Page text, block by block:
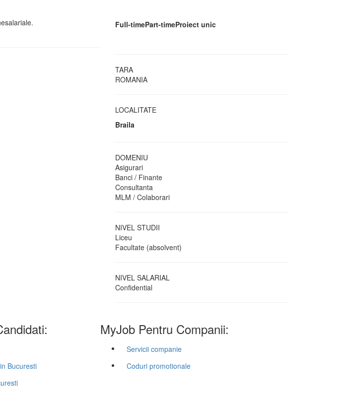
Full-timePart-timeProiect unic
TARA
ROMANIA
LOCALITATE
Braila
DOMENIU
Asigurari
Banci / Finante
Consultanta
MLM / Colaborari
NIVEL STUDII
Liceu
Facultate (absolvent)
NIVEL SALARIAL
Confidential
Bucuresti
MyJob Pentru Companii:
Servicii companie
Coduri promotionale